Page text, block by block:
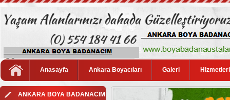
Anasayfa Ankara Boyacıları Galeri
ANKARA BOYA BADANACIM